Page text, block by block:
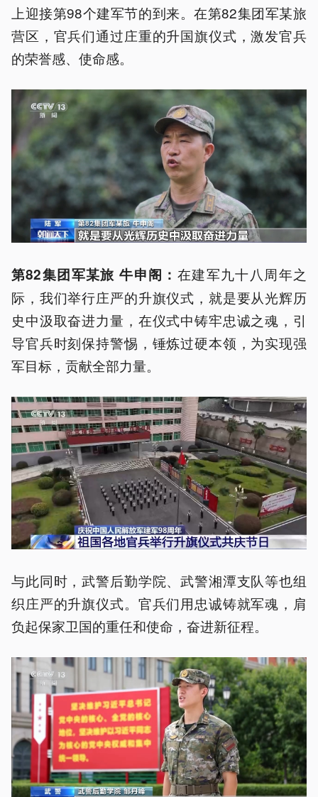
上迎接第98个建军节的到来。在第82集团军某旅
营区，官兵们通过庄重的升国旗仪式，激发官兵
的荣誉感、使命感。
第82集团军某旅 牛申阁： 在建军九十八周年之
际，我们举行庄严的升旗仪式，就是要从光辉历
史中汲取奋进力量，在仪式中铸牢忠诚之魂，引
导官兵时刻保持警惕，锤炼过硬本领，为实现强
军目标，贡献全部力量。
与此同时，武警后勤学院、武警湘潭支队等也组
织庄严的升旗仪式。官兵们用忠诚铸就军魂，肩
负起保家卫国的重任和使命，奋进新征程。